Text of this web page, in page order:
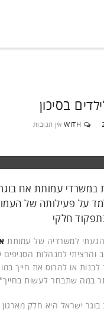
בסיכון
WITH אין תגובות
במשרדי עמותת אח
על פעילותה של
חלקי
למשרדיה של עמותת
והרציתי למנהלות
או להרוס את חייך
במה שתבחר לעשות
ישראל היא חלק מארגון